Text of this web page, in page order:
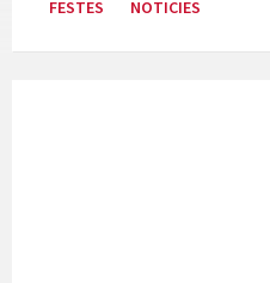
FESTES
NOTICIES